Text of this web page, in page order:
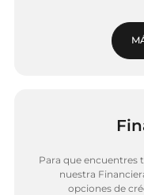
Para que encuentres
nuestra
opciones de